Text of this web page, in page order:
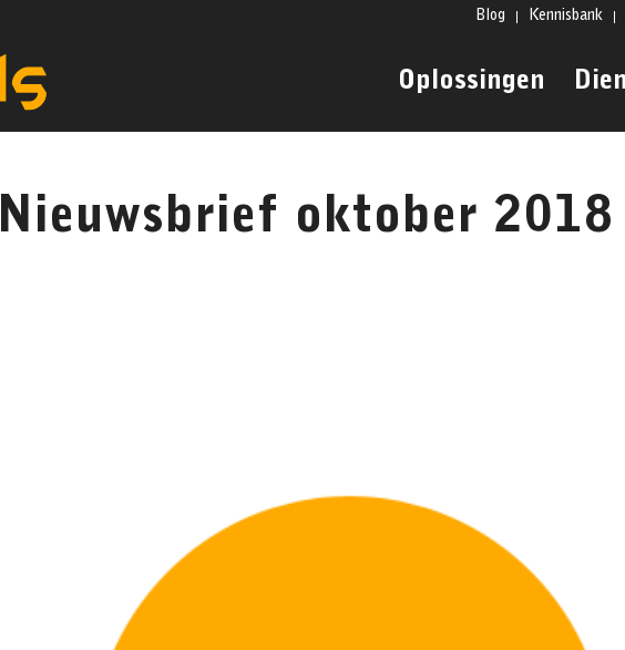
Blog Kennisbank
Oplossingen
Nieuwsbrief oktober 2018